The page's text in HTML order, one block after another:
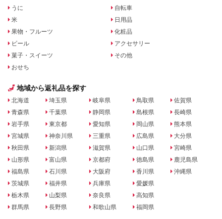
うに
米
果物・フルーツ
ビール
菓子・スイーツ
おせち
自転車
日用品
化粧品
アクセサリー
その他
地域から返礼品を探す
北海道
青森県
岩手県
宮城県
秋田県
山形県
福島県
茨城県
栃木県
群馬県
埼玉県
千葉県
東京都
神奈川県
新潟県
富山県
石川県
福井県
山梨県
長野県
岐阜県
静岡県
愛知県
三重県
滋賀県
京都府
大阪府
兵庫県
奈良県
和歌山県
鳥取県
島根県
岡山県
広島県
山口県
徳島県
香川県
愛媛県
高知県
福岡県
佐賀県
長崎県
熊本県
大分県
宮崎県
鹿児島県
沖縄県